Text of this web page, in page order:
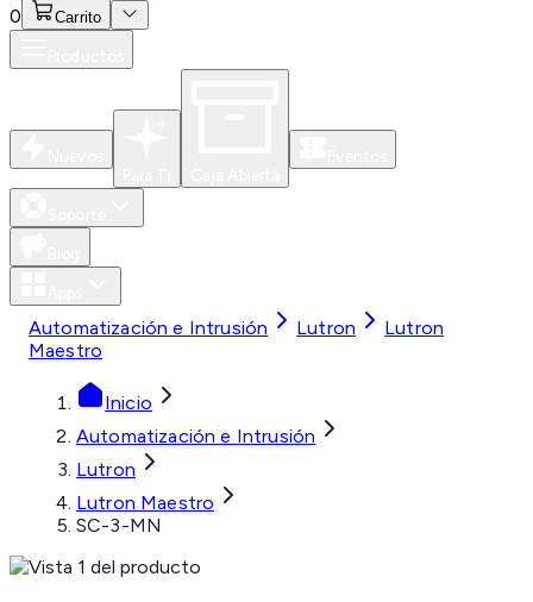
0 Carrito
Automatización e Intrusión Lutron
Lutron
Maestro
Inicio
Automatización e Intrusión
Lutron
Lutron Maestro
SC-3-MN